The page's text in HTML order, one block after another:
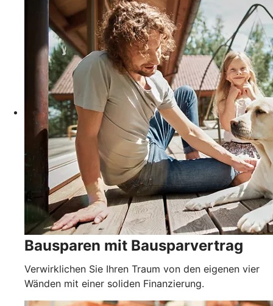
Bausparen mit Bausparvertrag
Verwirklichen Sie Ihren Traum von den eigenen vier
Wänden mit einer soliden Finanzierung.